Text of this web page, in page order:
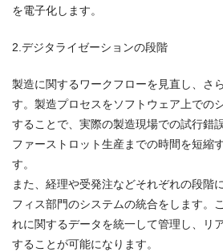
を電子化します。
2.デジタライゼーションの段階
製造に関するワークフローを見直し、さ
す。製造プロセスをソフトウェア上での
することで、実際の製造現場での試行錯
ファーストロット生産までの時間を短縮
す。
また、経理や受発注などそれぞれの段階
フィス部門のシステムの統合をします。
れに関するデータを統一して管理し、リ
することが可能になります。